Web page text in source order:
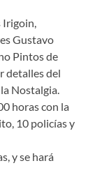
Gustavo
Pintos de
detalles del
Nostalgia.
horas con la
10 policías y
y se hará